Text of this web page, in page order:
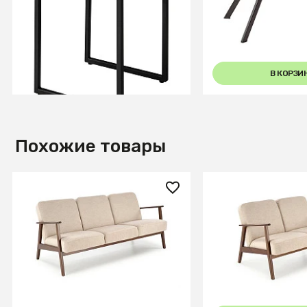
В КОРЗИНУ
Корбридж
В
Похожие товары
98 150 ₽
Диван HALMAR MILANO 3S
tap. Castel 15 бежевый/орех
73 660 ₽
Диван HALMAR
tap. Castel 15